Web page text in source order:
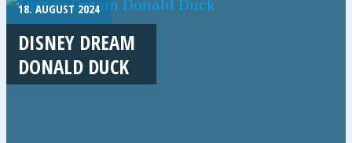
18. AUGUST 2024
DISNEY DREAM
DONALD DUCK